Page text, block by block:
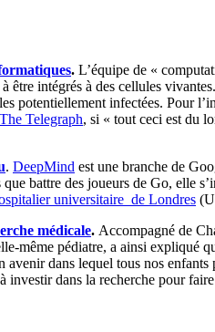
. L’équipe de «
intégrés à des cellules
potentiellement infectées. Pour
The Telegraph, si « tout ceci est du
. DeepMind est une branche de
battre des joueurs de Go, elle
universitaire de Londres
médicale. Accompagné de
même pédiatre, a ainsi expliqué
avenir dans lequel tous nos
dans la recherche pour